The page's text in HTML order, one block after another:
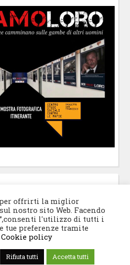
Francesco |Tema WordPress:
di CrestaProject.
offrirti la miglior
nostro sito Web. Facendo
l'utilizzo di tutti i
tue preferenze tramite
Cookie policy
Rifiuta tutti Accetta tutti